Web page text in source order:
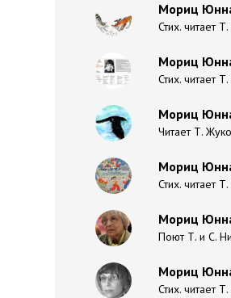
Мориц
Стих. читает
Мориц
Стих. читает
Мориц
Читает Т.
Мориц
Стих. читает
Мориц
Поют Т. и С.
Мориц
Стих. читает